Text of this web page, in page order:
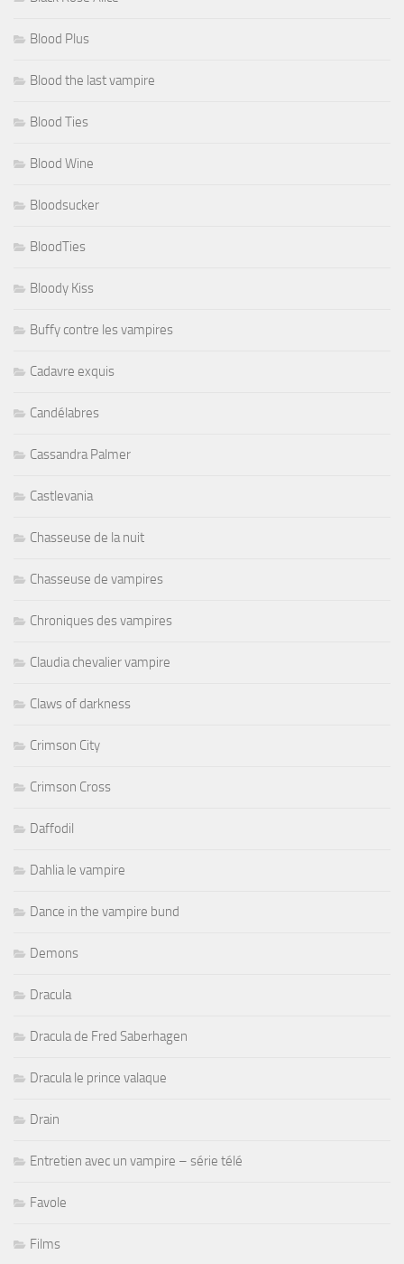
Blood Plus
Blood the last vampire
Blood Ties
Blood Wine
Bloodsucker
BloodTies
Bloody Kiss
Buffy contre les vampires
Cadavre exquis
Candélabres
Cassandra Palmer
Castlevania
Chasseuse de la nuit
Chasseuse de vampires
Chroniques des vampires
Claudia chevalier vampire
Claws of darkness
Crimson City
Crimson Cross
Daffodil
Dahlia le vampire
Dance in the vampire bund
Demons
Dracula
Dracula de Fred Saberhagen
Dracula le prince valaque
Drain
Entretien avec un vampire – série télé
Favole
Films